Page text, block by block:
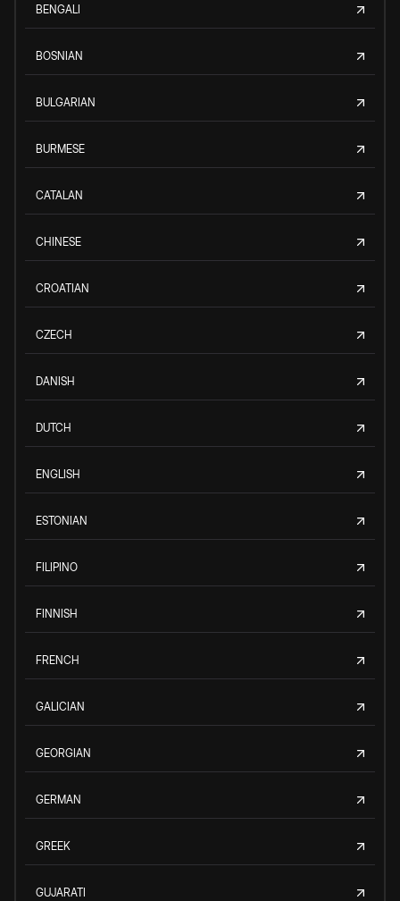
BENGALI
BOSNIAN
BULGARIAN
BURMESE
CATALAN
CHINESE
CROATIAN
CZECH
DANISH
DUTCH
ENGLISH
ESTONIAN
FILIPINO
FINNISH
FRENCH
GALICIAN
GEORGIAN
GERMAN
GREEK
GUJARATI